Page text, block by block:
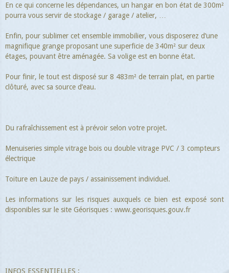
En ce qui concerne les dépendances, un hangar en bon état de 300m²
pourra vous servir de stockage / garage / atelier, …
Enfin, pour sublimer cet ensemble immobilier, vous disposerez d’une
magnifique grange proposant une superficie de 340m² sur deux
étages, pouvant être aménagée. Sa volige est en bonne état.
Pour finir, le tout est disposé sur 8 483m² de terrain plat, en partie
clôturé, avec sa source d’eau.
Du rafraîchissement est à prévoir selon votre projet.
Menuiseries simple vitrage bois ou double vitrage PVC / 3 compteurs
électrique
Toiture en Lauze de pays / assainissement individuel.
Les informations sur les risques auxquels ce bien est exposé sont
disponibles sur le site Géorisques : www.georisques.gouv.fr
INFOS ESSENTIELLES :